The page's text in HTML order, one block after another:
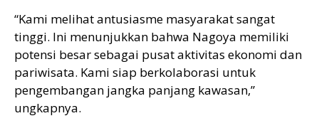
“Kami melihat antusiasme masyarakat sangat
tinggi. Ini menunjukkan bahwa Nagoya memiliki
potensi besar sebagai pusat aktivitas ekonomi dan
pariwisata. Kami siap berkolaborasi untuk
pengembangan jangka panjang kawasan,”
ungkapnya.